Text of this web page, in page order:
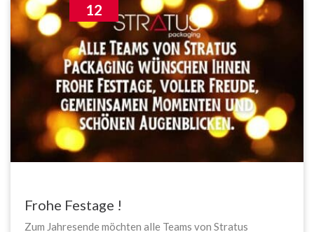
12
Frohe Festage !
Zum Jahresende möchten alle Teams von Stratus